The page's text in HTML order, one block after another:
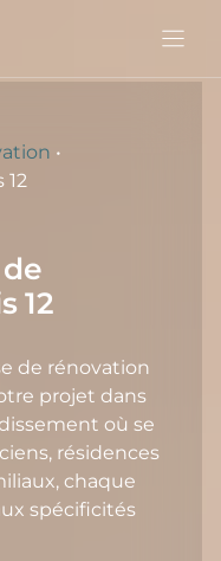
•
12
12
de rénovation
projet dans
où se
résidences
chaque
spécificités